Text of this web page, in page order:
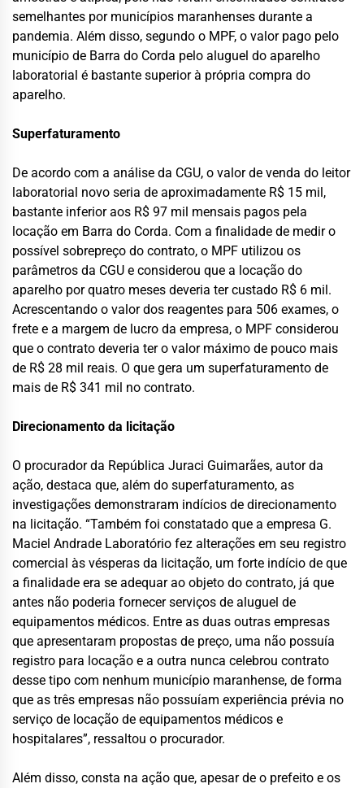
semelhantes por municípios maranhenses durante a
pandemia. Além disso, segundo o MPF, o valor pago pelo
município de Barra do Corda pelo aluguel do aparelho
laboratorial é bastante superior à própria compra do
aparelho.
Superfaturamento
De acordo com a análise da CGU, o valor de venda do leitor
laboratorial novo seria de aproximadamente R$ 15 mil,
bastante inferior aos R$ 97 mil mensais pagos pela
locação em Barra do Corda. Com a finalidade de medir o
possível sobrepreço do contrato, o MPF utilizou os
parâmetros da CGU e considerou que a locação do
aparelho por quatro meses deveria ter custado R$ 6 mil.
Acrescentando o valor dos reagentes para 506 exames, o
frete e a margem de lucro da empresa, o MPF considerou
que o contrato deveria ter o valor máximo de pouco mais
de R$ 28 mil reais. O que gera um superfaturamento de
mais de R$ 341 mil no contrato.
Direcionamento da licitação
O procurador da República Juraci Guimarães, autor da
ação, destaca que, além do superfaturamento, as
investigações demonstraram indícios de direcionamento
na licitação. “Também foi constatado que a empresa G.
Maciel Andrade Laboratório fez alterações em seu registro
comercial às vésperas da licitação, um forte indício de que
a finalidade era se adequar ao objeto do contrato, já que
antes não poderia fornecer serviços de aluguel de
equipamentos médicos. Entre as duas outras empresas
que apresentaram propostas de preço, uma não possuía
registro para locação e a outra nunca celebrou contrato
desse tipo com nenhum município maranhense, de forma
que as três empresas não possuíam experiência prévia no
serviço de locação de equipamentos médicos e
hospitalares”, ressaltou o procurador.
Além disso, consta na ação que, apesar de o prefeito e os